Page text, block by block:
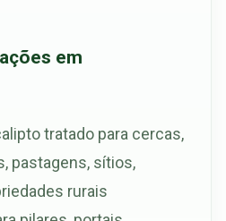
em
tratado para cercas,
pastagens, sítios,
rurais